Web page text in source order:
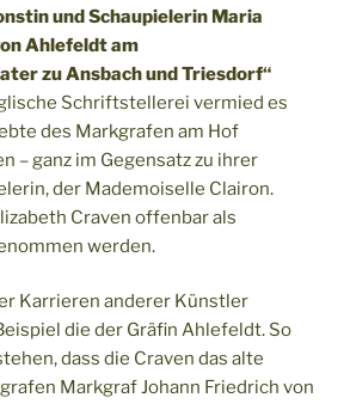
und Schaupielerin Maria
Ahlefeldt am
zu Ansbach und Triesdorf“
Schriftstellerei vermied es
des Markgrafen am Hof
– ganz im Gegensatz zu ihrer
der Mademoiselle Clairon.
Craven offenbar als
werden.
Karrieren anderer Künstler
die der Gräfin Ahlefeldt. So
dass die Craven das alte
Markgraf Johann Friedrich von